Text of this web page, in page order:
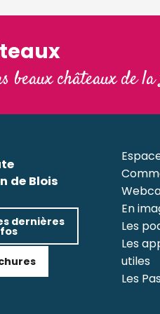
beaux châteaux de
de Blois
dernières
En
Les
Les
utiles
Les